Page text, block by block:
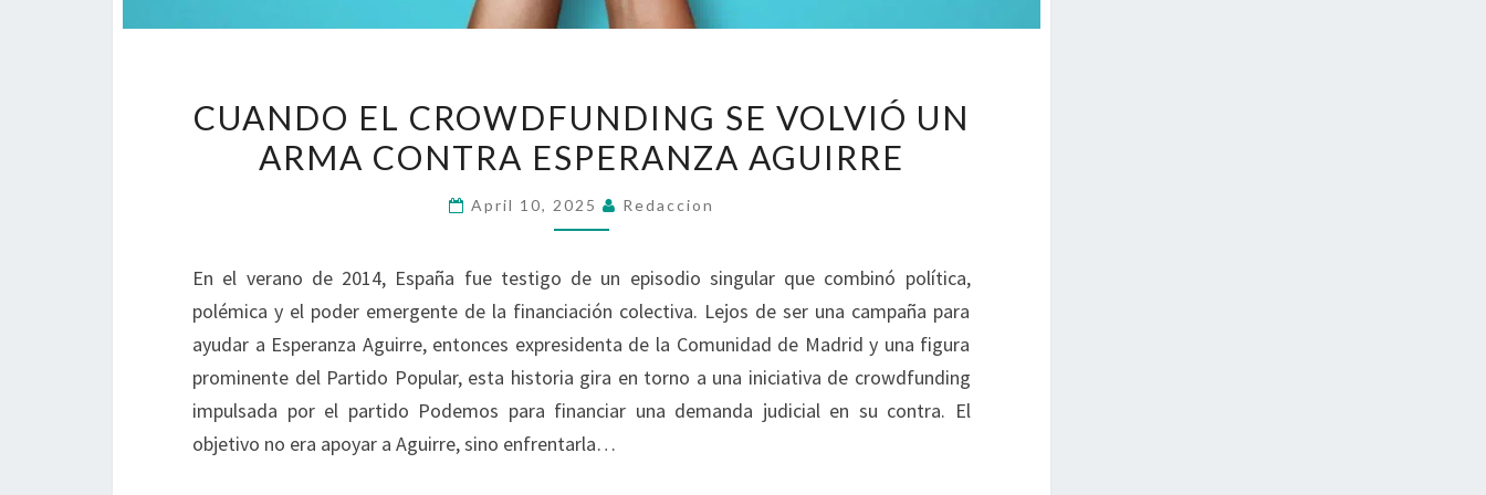
EL
CROWDFUNDING
VOLVIÓ
ARMA
CONTRA
ESPERANZA
AGUIRRE
CUANDO EL CROWDFUNDING SE VOLVIÓ UN
ARMA CONTRA ESPERANZA AGUIRRE
April 10, 2025 Redaccion
En el verano de 2014, España fue testigo de un episodio singular que combinó política,
polémica y el poder emergente de la financiación colectiva. Lejos de ser una campaña para
ayudar a Esperanza Aguirre, entonces expresidenta de la Comunidad de Madrid y una figura
prominente del Partido Popular, esta historia gira en torno a una iniciativa de crowdfunding
impulsada por el partido Podemos para financiar una demanda judicial en su contra. El
objetivo no era apoyar a Aguirre, sino enfrentarla…